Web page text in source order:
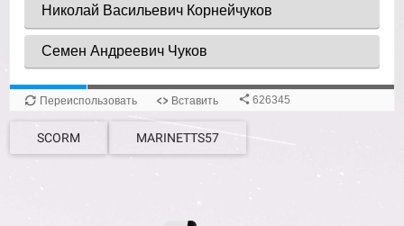
SCORM MARINETTS57